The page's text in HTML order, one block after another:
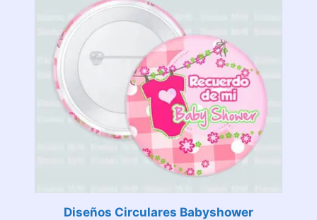
Diseños Circulares Babyshower